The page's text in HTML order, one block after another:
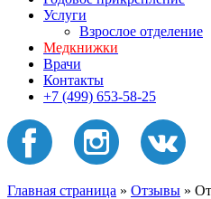
Услуги
Взрослое отделение
Медкнижки
Врачи
Контакты
+7 (499) 653-58-25
Главная страница » Отзывы »